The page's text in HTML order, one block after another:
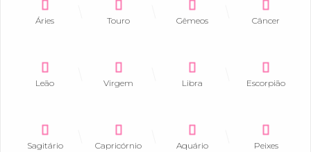
Áries Touro Gêmeos Câncer
Leão Virgem Libra Escorpião
Sagitário Capricórnio Aquário Peixes